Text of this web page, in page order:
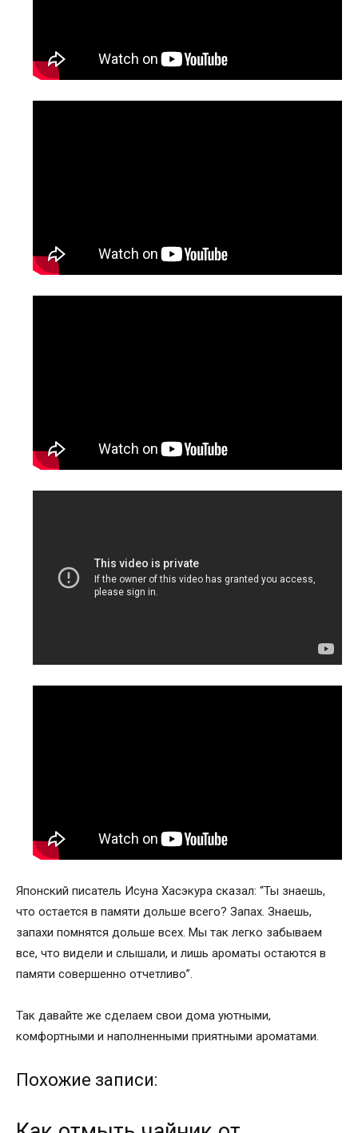
Японский писатель Исуна Хасэкура сказал: “Ты знаешь,
что остается в памяти дольше всего? Запах. Знаешь,
запахи помнятся дольше всех. Мы так легко забываем
все, что видели и слышали, и лишь ароматы остаются в
памяти совершенно отчетливо”.
Так давайте же сделаем свои дома уютными,
комфортными и наполненными приятными ароматами.
Похожие записи: